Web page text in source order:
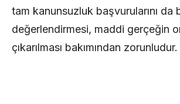
tam kanunsuzluk başvurularını da
değerlendirmesi, maddi gerçeğin
çıkarılması bakımından zorunludur.